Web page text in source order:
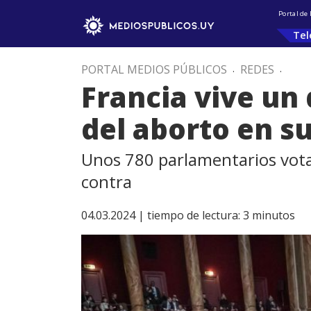
Portal de
PORTAL MEDIOS PÚBLICOS . REDES .
Francia vive
del aborto en
Unos 780 parlamentarios
contra
04.03.2024 | tiempo de lectura: 3 minutos